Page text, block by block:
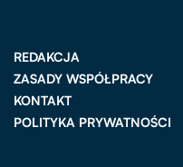
REDAKCJA
ZASADY WSPÓŁPRACY
KONTAKT
POLITYKA PRYWATNOŚCI